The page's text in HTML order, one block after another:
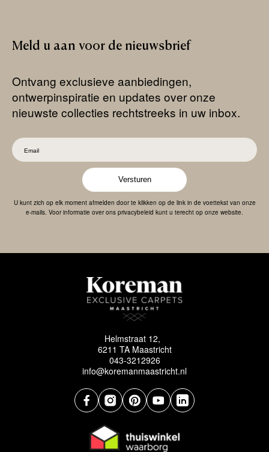
Meld u aan voor de nieuwsbrief
Ontvang exclusieve aanbiedingen,
ontwerpinspiratie en updates over onze
nieuwste collecties rechtstreeks in uw inbox.
Versturen
U kunt zich op elk moment afmelden door te klikken op de link in de voettekst van onze
e-mails. Voor informatie over ons privacybeleid kunt u terecht op onze website.
Helmstraat 12,
6211 TA Maastricht
043-3212926
info@koremanmaastricht.nl